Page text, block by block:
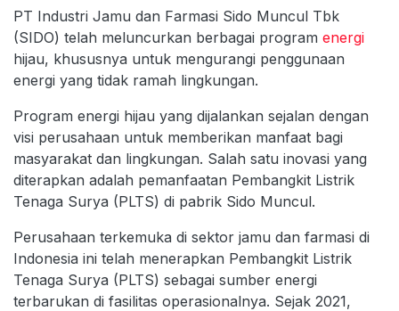
PT Industri Jamu dan Farmasi Sido Muncul Tbk
(SIDO) telah meluncurkan berbagai program energi
hijau, khususnya untuk mengurangi penggunaan
energi yang tidak ramah lingkungan.
Program energi hijau yang dijalankan sejalan dengan
visi perusahaan untuk memberikan manfaat bagi
masyarakat dan lingkungan. Salah satu inovasi yang
diterapkan adalah pemanfaatan Pembangkit Listrik
Tenaga Surya (PLTS) di pabrik Sido Muncul.
Perusahaan terkemuka di sektor jamu dan farmasi di
Indonesia ini telah menerapkan Pembangkit Listrik
Tenaga Surya (PLTS) sebagai sumber energi
terbarukan di fasilitas operasionalnya. Sejak 2021,